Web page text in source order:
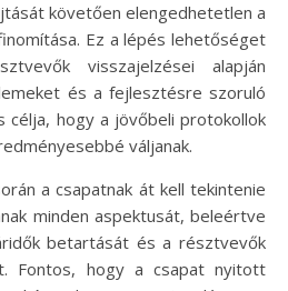
követően elengedhetetlen a
Ez a lépés lehetőséget
visszajelzései alapján
és a fejlesztésre szoruló
célja, hogy a jövőbeli protokollok
váljanak.
a csapatnak át kell tekintenie
minden aspektusát, beleértve
betartását és a résztvevők
Fontos, hogy a csapat nyitott